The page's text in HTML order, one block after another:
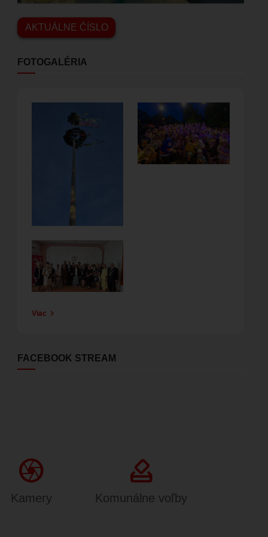
AKTUÁLNE ČÍSLO
FOTOGALÉRIA
Obrázok
Obrázok
Viac
FACEBOOK STREAM
Camera
Kamery
how_to_vote
Komunálne voľby